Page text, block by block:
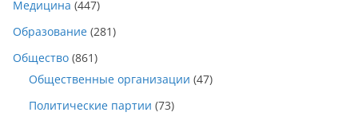
Медицина (447)
Образование (281)
Общество (861)
Общественные организации (47)
Политические партии (73)